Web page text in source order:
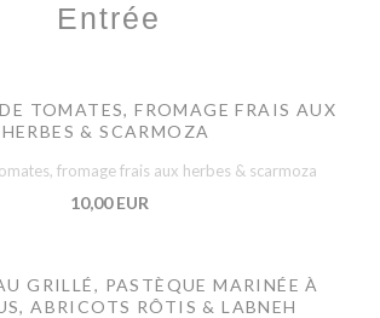
Entrée
TOMATES, FROMAGE FRAIS AUX
HERBES & SCARMOZA
fromage frais aux herbes & scarmoza
10,00 EUR
GRILLÉ, PASTÈQUE MARINÉE À
ABRICOTS RÔTIS & LABNEH